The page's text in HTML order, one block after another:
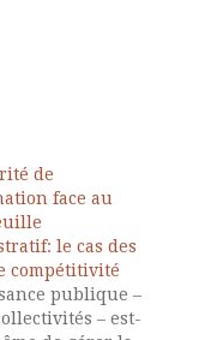
de
face au
le cas des
compétitivité
publique –
– est-